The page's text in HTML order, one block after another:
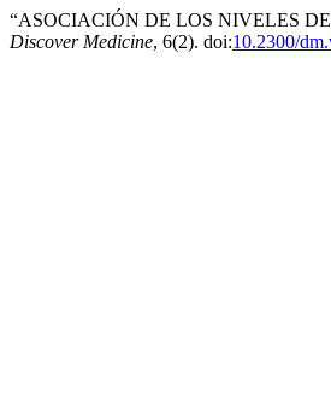
“ASOCIACIÓN DE LOS NIVELES
Discover Medicine, 6(2). doi:10.2300/